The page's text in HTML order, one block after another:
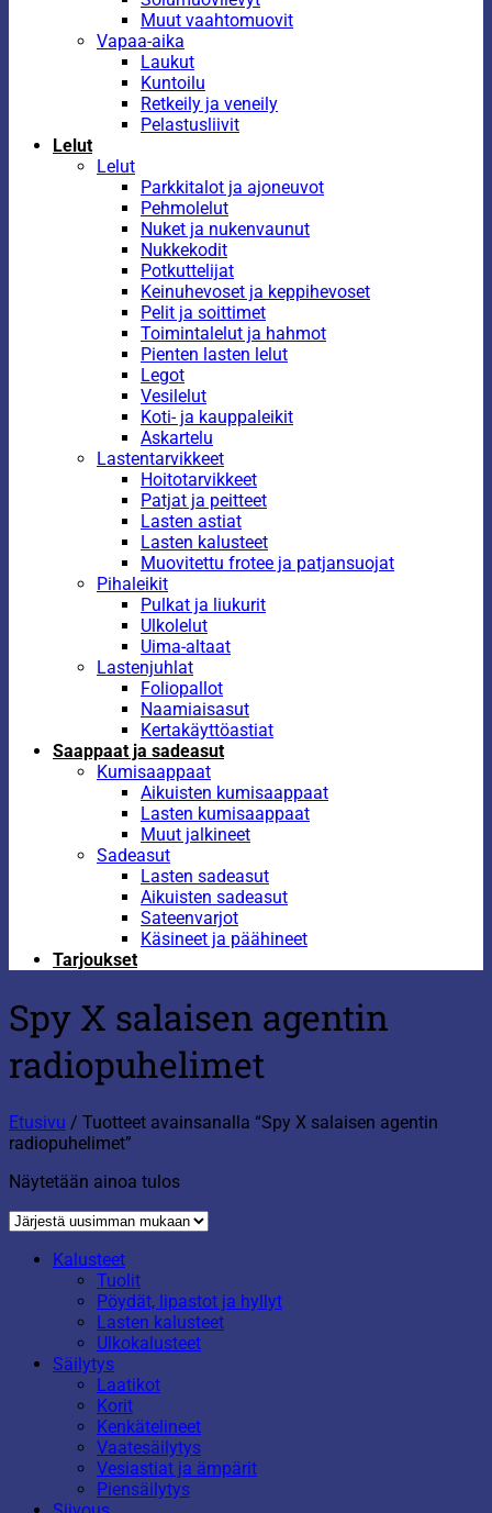
Muut vaahtomuovit
Vapaa-aika
Laukut
Kuntoilu
Retkeily ja veneily
Pelastusliivit
Lelut
Lelut
Parkkitalot ja ajoneuvot
Pehmolelut
Nuket ja nukenvaunut
Nukkekodit
Potkuttelijat
Keinuhevoset ja keppihevoset
Pelit ja soittimet
Toimintalelut ja hahmot
Pienten lasten lelut
Legot
Vesilelut
Koti- ja kauppaleikit
Askartelu
Lastentarvikkeet
Hoitotarvikkeet
Patjat ja peitteet
Lasten astiat
Lasten kalusteet
Muovitettu frotee ja patjansuojat
Pihaleikit
Pulkat ja liukurit
Ulkolelut
Uima-altaat
Lastenjuhlat
Foliopallot
Naamiaisasut
Kertakäyttöastiat
Saappaat ja sadeasut
Kumisaappaat
Aikuisten kumisaappaat
Lasten kumisaappaat
Muut jalkineet
Sadeasut
Lasten sadeasut
Aikuisten sadeasut
Sateenvarjot
Käsineet ja päähineet
Tarjoukset
Spy X salaisen agentin
radiopuhelimet
Etusivu / Tuotteet avainsanalla “Spy X salaisen agentin
radiopuhelimet”
Näytetään ainoa tulos
Kalusteet
Tuolit
Pöydät, lipastot ja hyllyt
Lasten kalusteet
Ulkokalusteet
Säilytys
Laatikot
Korit
Kenkätelineet
Vaatesäilytys
Vesiastiat ja ämpärit
Piensäilytys